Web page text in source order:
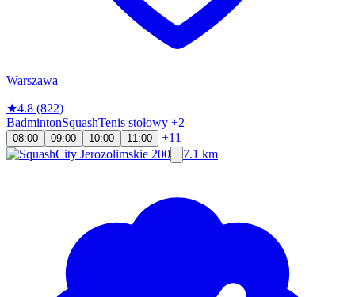
Warszawa
★4.8 (822)
BadmintonSquashTenis stołowy +2
08:00 09:00 10:00 11:00
+11
7.1 km